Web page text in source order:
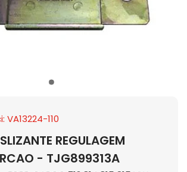
110
REGULAGEM
- TJG899313A